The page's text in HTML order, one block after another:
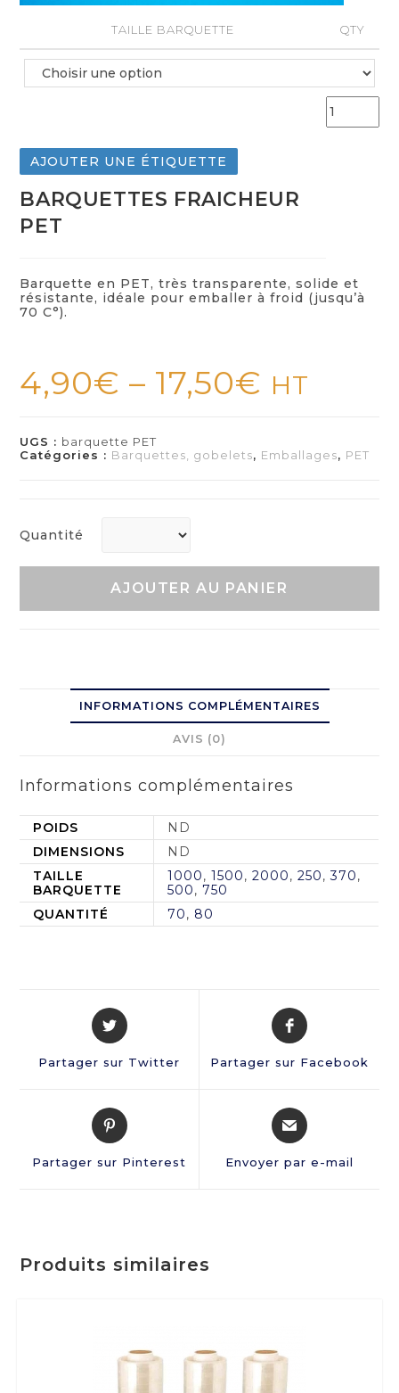
TAILLE BARQUETTE QTY
AJOUTER UNE ÉTIQUETTE
BARQUETTES FRAICHEUR
PET
Barquette en PET, très transparente, solide et
résistante, idéale pour emballer à froid (jusqu’à
70 C°).
4,90€ – 17,50€ HT
UGS : barquette PET
Catégories : Barquettes, gobelets, Emballages, PET
Quantité
AJOUTER AU PANIER
INFORMATIONS COMPLÉMENTAIRES
AVIS (0)
Informations complémentaires
POIDS
ND
DIMENSIONS
ND
TAILLE
BARQUETTE
1000,1500,2000,250,370,
500,750
QUANTITÉ
70, 80
Partager sur Twitter Partager sur Facebook
Partager sur Pinterest Envoyer par e-mail
Produits similaires